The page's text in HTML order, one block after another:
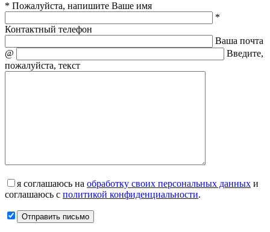
* Пожалуйста, напишите Ваше имя
*
Контактный телефон
Ваша почта
@
Введите,
пожалуйста, текст
я соглашаюсь на обработку своих персональных данных и
соглашаюсь с политикой конфиденциальности.